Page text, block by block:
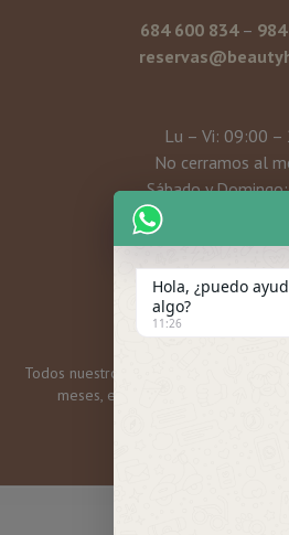
684 600 834–
Lu – Vi: 09:00 –
No cerramos al
Sábado y
Mi
Todos nuestros bonos y tarjetas
meses, excepto las promos
Hola, ¿puedo
algo?
11:26